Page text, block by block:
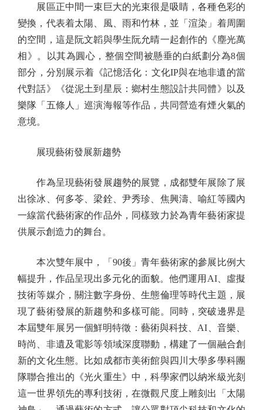
展區正中間一束巨大的光束很是吸睛，各種色彩的
變換，代表着太陽、風、雨和竹林，並「渲染」着周圍
的空間，這是阮文韜與學生阮允晴一起創作的《塵光萬
相》。以其為圓心，整個空間被懸垂的白紙劃分為8個
部分，分別展示着《記憶活化：文化IP與在地非遺的當
代對話》《從泥土到星辰：鄉村生態設計共同體》以及
樂隊「五條人」巡演海報等作品，共同營造有煙火氣的
意境。
展現藝術發展新趨勢
作為呈現藝術發展趨勢的展覽，成都雙年展除了展
出徐冰、何多苓、梁銓、尹秀珍、焦興濤、喻紅等國內
一線當代藝術家的作品外，同樣致力於為青年藝術家提
供展示創造力的舞台。
本次雙年展中，「90後」青年藝術家的參展比例大
幅提升，作品呈現出多元化的面貌。他們運用AI、虛擬
技術等媒介，關注數字身份、生態倫理等時代主題，展
現了藝術發展的新趨勢和多樣可能。同時，突破邊界是
本屆雙年展另一個鮮明特徵：藝術與科技、AI、音樂、
時尚、非遺及電影等領域深度聯動，構建了一個融合創
新的文化生態。比如成都市美術館與四川大學多學科團
隊聯合推出的《光火重生》中，科學家們以納米級光刻
這一世界領先的專利技術，在微觀尺度上雕刻出「太陽